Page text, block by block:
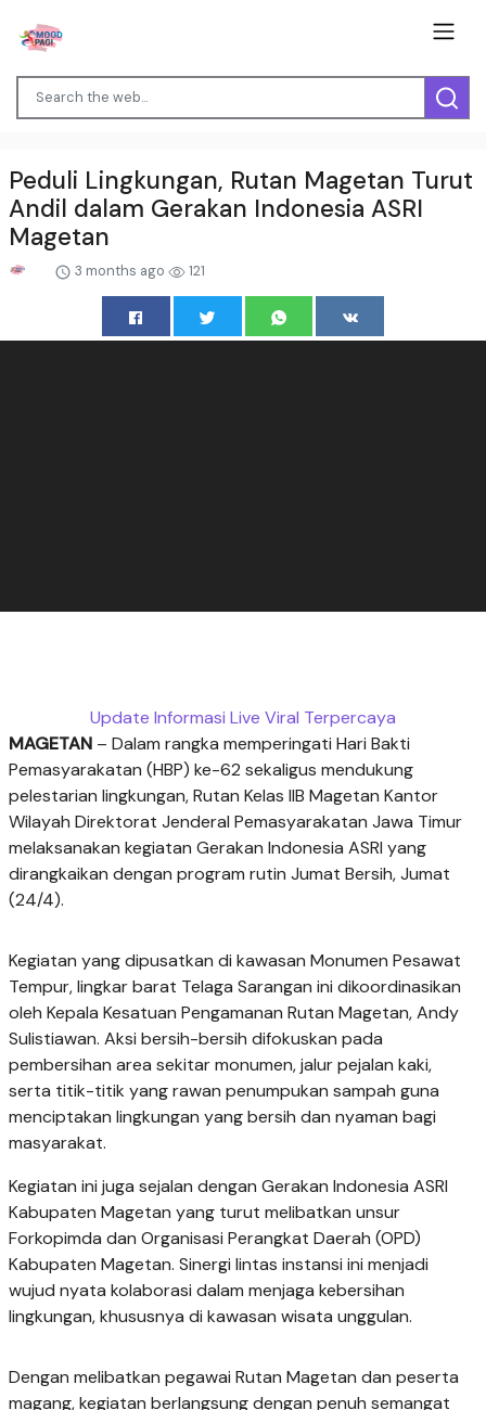
Peduli Lingkungan, Rutan Magetan Turut
Andil dalam Gerakan Indonesia ASRI
Magetan
3 months ago 121
Update Informasi Live Viral Terpercaya
MAGETAN – Dalam rangka memperingati Hari Bakti
Pemasyarakatan (HBP) ke-62 sekaligus mendukung
pelestarian lingkungan, Rutan Kelas IIB Magetan Kantor
Wilayah Direktorat Jenderal Pemasyarakatan Jawa Timur
melaksanakan kegiatan Gerakan Indonesia ASRI yang
dirangkaikan dengan program rutin Jumat Bersih, Jumat
(24/4).
Kegiatan yang dipusatkan di kawasan Monumen Pesawat
Tempur, lingkar barat Telaga Sarangan ini dikoordinasikan
oleh Kepala Kesatuan Pengamanan Rutan Magetan, Andy
Sulistiawan. Aksi bersih-bersih difokuskan pada
pembersihan area sekitar monumen, jalur pejalan kaki,
serta titik-titik yang rawan penumpukan sampah guna
menciptakan lingkungan yang bersih dan nyaman bagi
masyarakat.
Kegiatan ini juga sejalan dengan Gerakan Indonesia ASRI
Kabupaten Magetan yang turut melibatkan unsur
Forkopimda dan Organisasi Perangkat Daerah (OPD)
Kabupaten Magetan. Sinergi lintas instansi ini menjadi
wujud nyata kolaborasi dalam menjaga kebersihan
lingkungan, khususnya di kawasan wisata unggulan.
Dengan melibatkan pegawai Rutan Magetan dan peserta
magang, kegiatan berlangsung dengan penuh semangat